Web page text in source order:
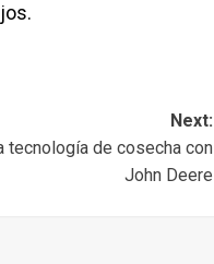
Next:
tecnología de cosecha con
John Deere